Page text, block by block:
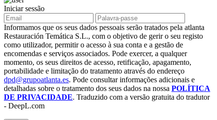
Iniciar sessão
Informamos que os seus dados pessoais serão tratados pela atlanta
Restauración Temática S.L., com o objetivo de gerir o seu registo
como utilizador, permitir o acesso à sua conta e a gestão de
encomendas e serviços associados. Pode exercer, a qualquer
momento, os seus direitos de acesso, retificação, apagamento,
portabilidade e limitação do tratamento através do endereço
dpd@grupoatlanta.es. Pode consultar informações adicionais e
detalhadas sobre o tratamento dos seus dados na nossa POLÍTICA
DE PRIVACIDADE. Traduzido com a versão gratuita do tradutor
- DeepL.com